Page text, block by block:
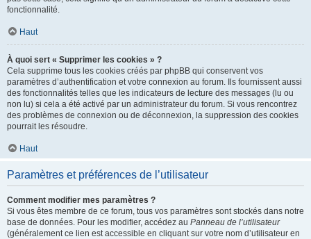
fonctionnalité.
Haut
À quoi sert « Supprimer les cookies » ?
Cela supprime tous les cookies créés par phpBB qui conservent vos
paramètres d’authentification et votre connexion au forum. Ils fournissent aussi
des fonctionnalités telles que les indicateurs de lecture des messages (lu ou
non lu) si cela a été activé par un administrateur du forum. Si vous rencontrez
des problèmes de connexion ou de déconnexion, la suppression des cookies
pourrait les résoudre.
Haut
Paramètres et préférences de l’utilisateur
Comment modifier mes paramètres ?
Si vous êtes membre de ce forum, tous vos paramètres sont stockés dans notre
base de données. Pour les modifier, accédez au Panneau de l’utilisateur
(généralement ce lien est accessible en cliquant sur votre nom d’utilisateur en